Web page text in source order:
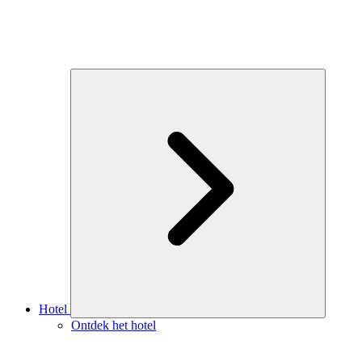
Hotel
Ontdek het hotel